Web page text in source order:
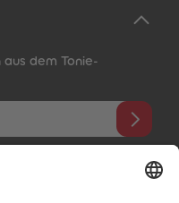
aus dem Tonie-
E-Mail-Newsletter, der
(z.B. Account-
bereitgestellten